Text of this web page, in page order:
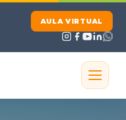
AULA VIRTUAL
principal